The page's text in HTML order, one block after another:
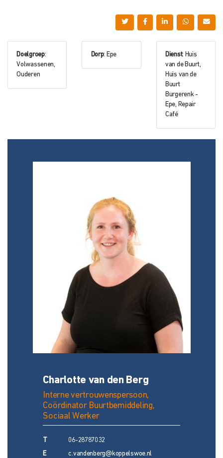
Doelgroep:
Volwassenen,
Ouderen
Dorp: Epe Dienst: Huis
van de Buurt,
Huis van de
Buurt
Burgerenk -
Epe, Repair
Café
Charlotte van den Berg
Interne vertrouwenspersoon,
Coördinator Buurtbemiddeling,
Sociaal Werker
06-28787032
E c.vandenberg@koppelswoe.nl